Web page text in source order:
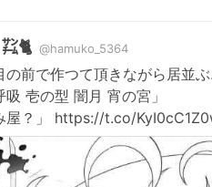
🐈 @hamuko_5364
の前で作つて頂きながら居並
壱の型 闇月 宵の宮」
屋？」 https://t.co/